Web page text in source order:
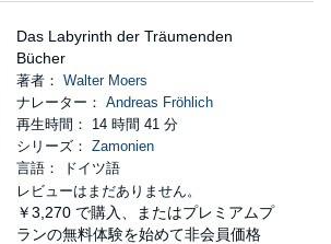
Das Labyrinth der Träumenden
Bücher
著者： Walter Moers
ナレーター： Andreas Fröhlich
再生時間： 14 時間 41 分
シリーズ： Zamonien
言語： ドイツ語
レビューはまだありません。
￥3,270 で購入、またはプレミアムプ
ランの無料体験を始めて非会員価格